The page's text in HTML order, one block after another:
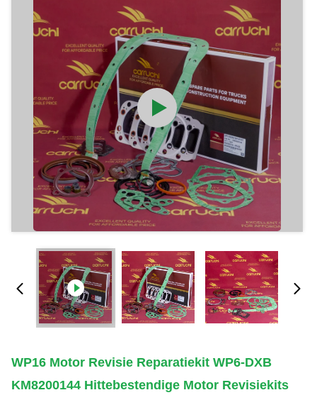
WP16 Motor Revisie Reparatiekit WP6-DXB
KM8200144 Hittebestendige Motor Revisiekits